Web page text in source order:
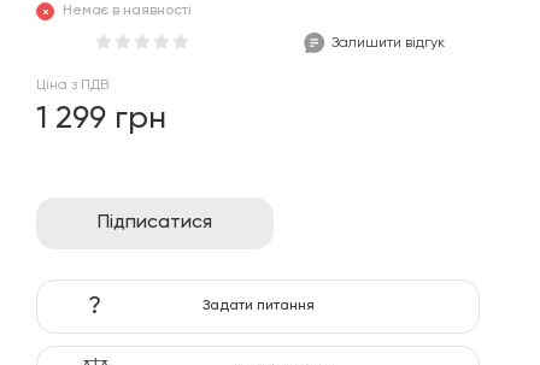
Немає в наявності
Залишити відгук
Ціна з ПДВ
1 299 грн
Підписатися
? Задати питання